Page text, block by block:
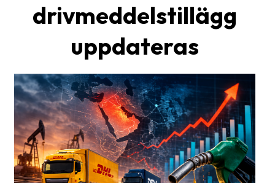
Fraktjakt?
Hjälp?
Vanliga
frågor
&
svar
drivmeddelstillägg
uppdateras